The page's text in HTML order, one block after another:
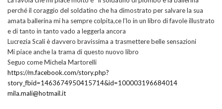
perché il coraggio del soldatino che ha dimostrato per salvare la sua
amata ballerina mi ha sempre colpita,ce l’lo in un libro di favole illustrato
e di tanto in tanto vado a leggerla ancora
Lucrezia Scali è davvero bravissima a trasmettere belle sensazioni
Mi piace anche la trama di questo nuovo libro
Seguo come Michela Martorelli
https://m.facebook.com/story.php?
story_fbid=1463674950415714&id=100003196684014
mila.mali@hotmail.it